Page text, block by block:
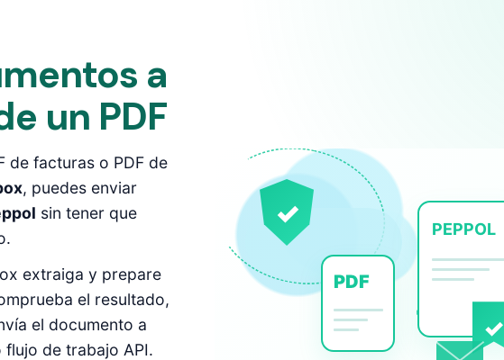
a
un PDF
de facturas o PDF de
, puedes enviar
sin tener que
extraiga y prepare
el resultado,
el documento a
flujo de trabajo API.
✓
PDF
→
PEPPOL
✓